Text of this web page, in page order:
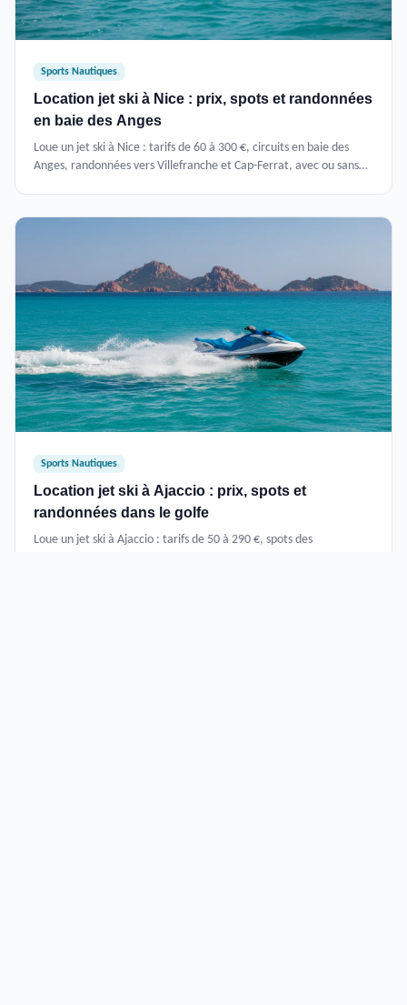
Sports Nautiques
Location jet ski à Nice : prix, spots et randonnées
en baie des Anges
Loue un jet ski à Nice : tarifs de 60 à 300 €, circuits en baie des
Anges, randonnées vers Villefranche et Cap-Ferrat, avec ou sans
Sports Nautiques
Location jet ski à Ajaccio : prix, spots et
randonnées dans le golfe
Loue un jet ski à Ajaccio : tarifs de 50 à 290 €, spots des